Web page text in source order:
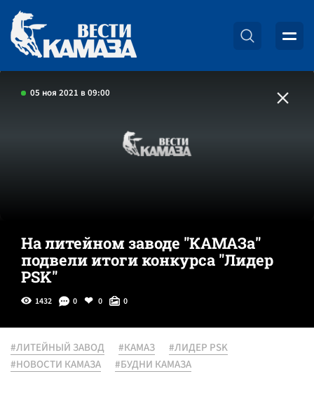
05 ноя 2021 в 09:00
На литейном заводе "КАМАЗа"
подвели итоги конкурса "Лидер
PSK"
1432 0 0 0
#ЛИТЕЙНЫЙ ЗАВОД #КАМАЗ
#ЛИДЕР PSK
#НОВОСТИ КАМАЗА
#БУДНИ КАМАЗА